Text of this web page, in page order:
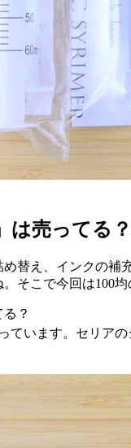
は売ってる
替え、インクの補
そこで今回は100
？
ています。セリア